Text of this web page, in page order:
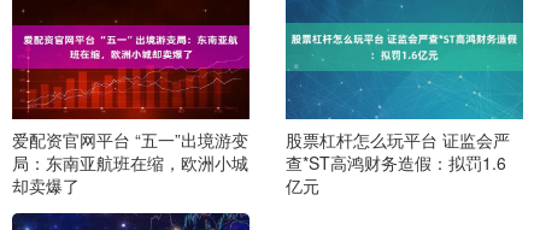
爱配资官网平台 “五一”出境游变
局：东南亚航班在缩，欧洲小城
却卖爆了
股票杠杆怎么玩平台 证监会严
查*ST高鸿财务造假：拟罚1.6
亿元